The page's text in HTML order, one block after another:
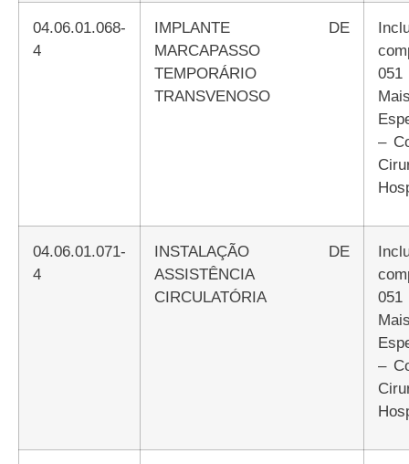
04.06.01.068-
4
IMPLANTE DE
MARCAPASSO
TEMPORÁRIO
TRANSVENOSO
Incluir Atributo
051
–
04.06.01.071-
4
INSTALAÇÃO DE
ASSISTÊNCIA
CIRCULATÓRIA
Incluir Atributo
051
–